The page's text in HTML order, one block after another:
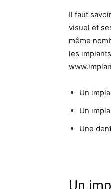
Il faut
visuel et
même
les
Un
Un
Une